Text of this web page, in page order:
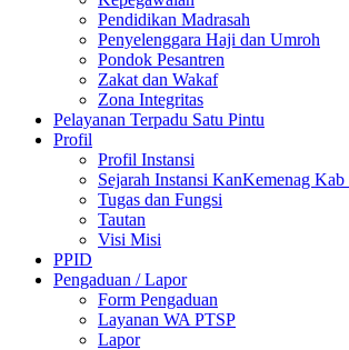
Pendidikan Madrasah
Penyelenggara Haji dan Umroh
Pondok Pesantren
Zakat dan Wakaf
Zona Integritas
Pelayanan Terpadu Satu Pintu
Profil
Profil Instansi
Sejarah Instansi KanKemenag Kab
Tugas dan Fungsi
Tautan
Visi Misi
PPID
Pengaduan / Lapor
Form Pengaduan
Layanan WA PTSP
Lapor